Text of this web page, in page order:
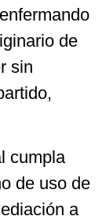
de
sin
cumpla
de uso de
a